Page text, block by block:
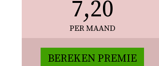
7,20
PER MAAND
BEREKEN PREMIE